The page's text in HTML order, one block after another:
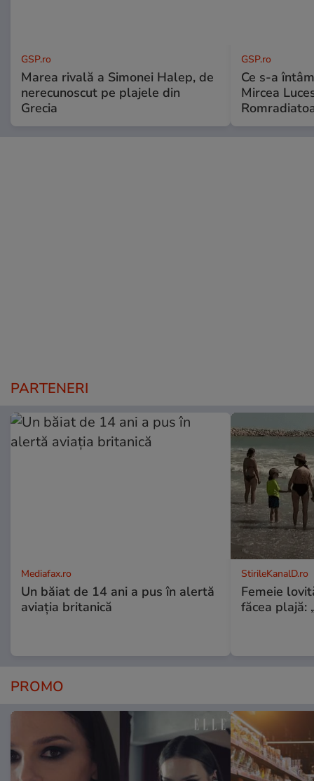
GSP.ro
Marea rivală a Simonei Halep, de
nerecunoscut pe plajele din
Grecia
GSP.ro
Ce s-a
Mircea
PARTENERI
Mediafax.ro
Un băiat de 14 ani a pus în alertă
aviația britanică
StirileKanalD.ro
Femeie
făcea plajă:
PROMO